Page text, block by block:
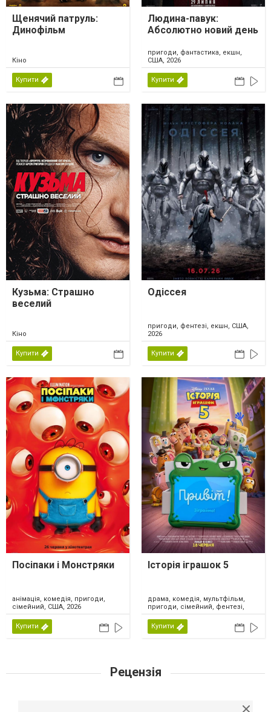
Щенячий патруль:
Динофільм
Кіно
Купити
Людина-павук:
Абсолютно новий день
пригоди, фантастика, екшн,
США, 2026
Купити
Кузьма: Страшно
веселий
Кіно
Купити
Одіссея
пригоди, фентезі, екшн, США,
2026
Купити
Посіпаки і Монстряки
анімація, комедія, пригоди,
сімейний, США, 2026
Купити
Історія іграшок 5
драма, комедія, мультфільм,
пригоди, сімейний, фентезі,
США, 2026
Купити
Рецензія